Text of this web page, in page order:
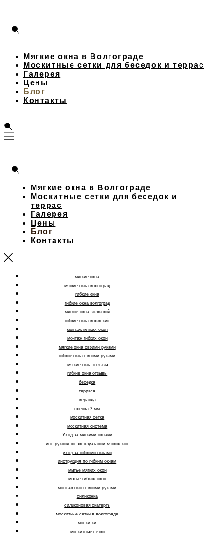
Мягкие окна в Волгограде
Москитные сетки для беседок и террас
Галерея
Цены
Блог
Контакты
Мягкие окна в Волгограде
Москитные сетки для беседок и
террас
Галерея
Цены
Блог
Контакты
мягкие окна
мягкие окна волгоград
гибкие окна
гибкие окна волгоград
мягкие окна волжский
гибкие окна волжский
монтаж мягких окон
монтаж гибких окон
мягкие окна своими руками
гибкие окна своими руками
мягкие окна отзывы
гибкие окна отзывы
беседка
терраса
веранда
пленка 2 мм
москитная сетка
москитная система
Уход за мягкими окнами
инструкция по эксплуатации мягких кон
уход за гибкими окнами
инструкция по гибким окнам
мытье мягких окон
мытье гибких окон
монтаж окон своими руками
силиконка
силиконовая скатерть
москитные сетки в волгограде
москитки
москитные сетки